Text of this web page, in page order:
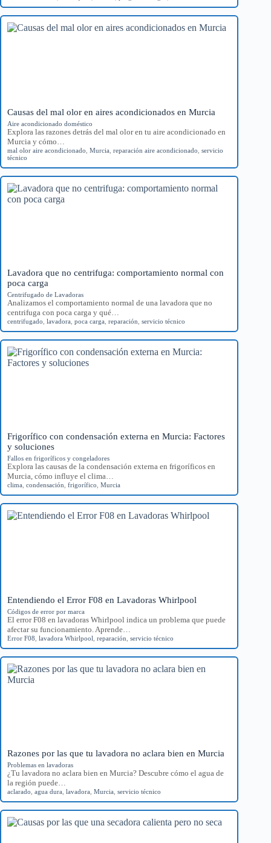
Causas del mal olor en aires acondicionados en Murcia
Aire acondicionado doméstico
Explora las razones detrás del mal olor en tu aire acondicionado en
Murcia y cómo…
mal olor aire acondicionado Murcia reparación aire acondicionado servicio
técnico
Lavadora que no centrifuga: comportamiento normal con
poca carga
Centrifugado de Lavadoras
Analizamos el comportamiento normal de una lavadora que no
centrifuga con poca carga y qué…
centrifugado lavadora poca carga reparación servicio técnico
Frigorífico con condensación externa en Murcia: Factores
y soluciones
Fallos en frigoríficos y congeladores
Explora las causas de la condensación externa en frigoríficos en
Murcia, cómo influye el clima…
clima condensación frigorífico Murcia
Entendiendo el Error F08 en Lavadoras Whirlpool
Códigos de error por marca
El error F08 en lavadoras Whirlpool indica un problema que puede
afectar su funcionamiento. Aprende…
Error F08 lavadora Whirlpool reparación servicio técnico
Razones por las que tu lavadora no aclara bien en Murcia
Problemas en lavadoras
¿Tu lavadora no aclara bien en Murcia? Descubre cómo el agua de
la región puede…
aclarado agua dura lavadora Murcia servicio técnico